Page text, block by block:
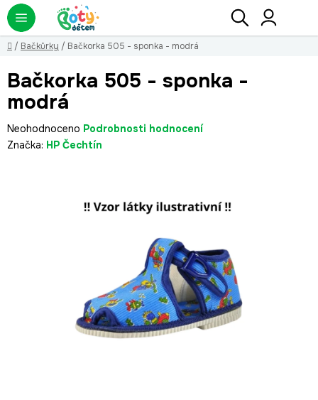
Přejít
na
obsah
Hledat
Domů
/ Bačkůrky / Bačkorka 505 - sponka - modrá
Bačkorka 505 - sponka -
modrá
Průměrné
hodnocení
Neohodnoceno Podrobnosti hodnocení
Značka: HP Čechtín